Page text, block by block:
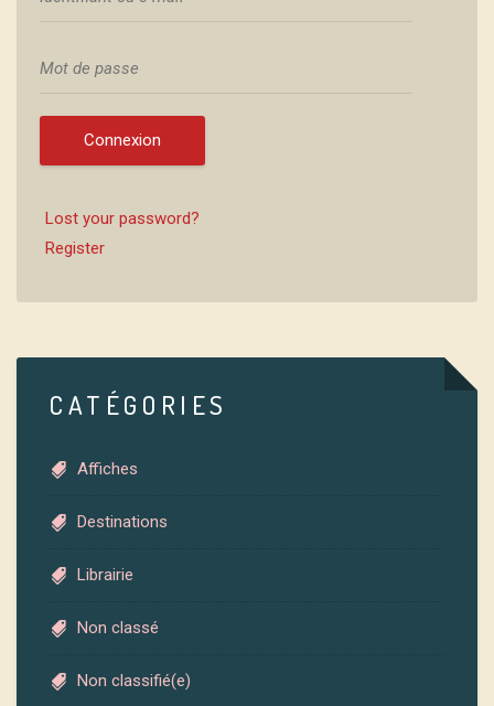
Connexion
Lost your password?
Register
CATÉGORIES
Affiches
Destinations
Librairie
Non classé
Non classifié(e)